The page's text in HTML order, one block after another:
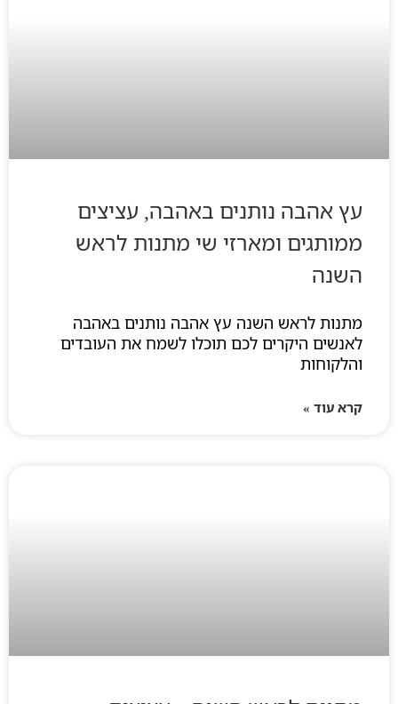
עץ אהבה נותנים באהבה, עציצים
ממותגים ומארזי שי מתנות לראש
השנה
מתנות לראש השנה עץ אהבה נותנים באהבה
לאנשים היקרים לכם תוכלו לשמח את העובדים
והלקוחות
קרא עוד »